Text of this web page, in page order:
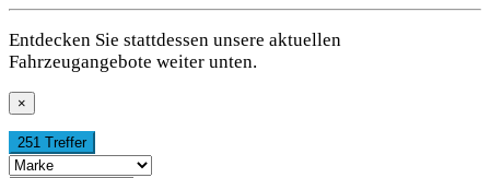
Entdecken Sie stattdessen unsere aktuellen
Fahrzeugangebote weiter unten.
×
251 Treffer